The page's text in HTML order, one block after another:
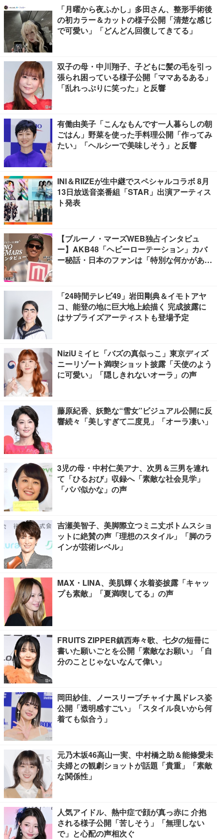
「月曜から夜ふかし」多田さん、整形手術後
の初カラー＆カットの様子公開「清楚な感じ
で可愛い」「どんどん回復してきてる」
双子の母・中川翔子、子どもに髪の毛を引っ
張られ困っている様子公開「ママあるある」
「乱れっぷりに笑った」と反響
有働由美子「こんなもんです一人暮らしの朝
ごはん」野菜を使った手料理公開「作ってみ
たい」「ヘルシーで美味しそう」と反響
INI＆RIIZEが生中継でスペシャルコラボ 8月
13日放送音楽番組「STAR」出演アーティス
ト発表
【ブルーノ・マーズWEB独占インタビュ
ー】AKB48「ヘビーローテーション」カバ
ー秘話・日本のファンは「特別な何かがあ
「24時間テレビ49」岩田剛典＆イモトアヤ
コ、能登の地に巨大地上絵描く 完成披露に
はサプライズアーティストも登場予定
NiziUミイヒ「バズの真似っこ」東京ディズ
ニーリゾート満喫ショット披露「天使のよう
に可愛い」「隠しきれないオーラ」の声
藤原紀香、妖艶な“雪女”ビジュアル公開に反
響続々「美しすぎて二度見」「オーラ凄い」
3児の母・中村仁美アナ、次男＆三男を連れ
て「ひるおび」収録へ「素敵な社会見学」
「パパ似かな」の声
吉瀬美智子、美脚際立つミニ丈ボトムスショ
ットに絶賛の声「理想のスタイル」「脚のラ
インが芸術レベル」
MAX・LINA、美肌輝く水着姿披露「キャッ
プも素敵」「夏満喫してる」の声
FRUITS ZIPPER鎮西寿々歌、七夕の短冊に
書いた願いごとを公開「素敵なお願い」「自
分のことじゃないなんて偉い」
岡田紗佳、ノースリーブチャイナ風ドレス姿
公開「透明感すごい」「スタイル良いから何
着ても似合う」
元乃木坂46高山一実、中村橋之助＆能條愛未
夫婦との観劇ショットが話題「貴重」「素敵
な関係性」
人気アイドル、熱中症で顔が真っ赤に 介抱
される様子公開「苦しそう」「無理しない
で」と心配の声相次ぐ